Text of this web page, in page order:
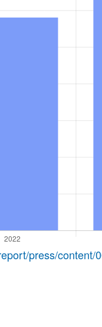
press/content/